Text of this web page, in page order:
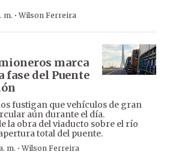
m. ·Wilson Ferreira
marca
fase del Puente
fustigan que vehículos de gran
aún durante el día.
la obra del viaducto sobre el río
total del puente.
m. ·Wilson Ferreira